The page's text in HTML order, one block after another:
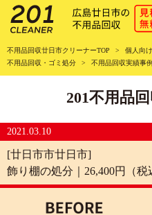
不用品回収廿日市クリーナーTOP
個人向
不用品回収・ゴミ処分
不用品回収実績事
201不用品
2021.03.10
[廿日市市廿日市]
飾り棚の処分｜26,400円（税